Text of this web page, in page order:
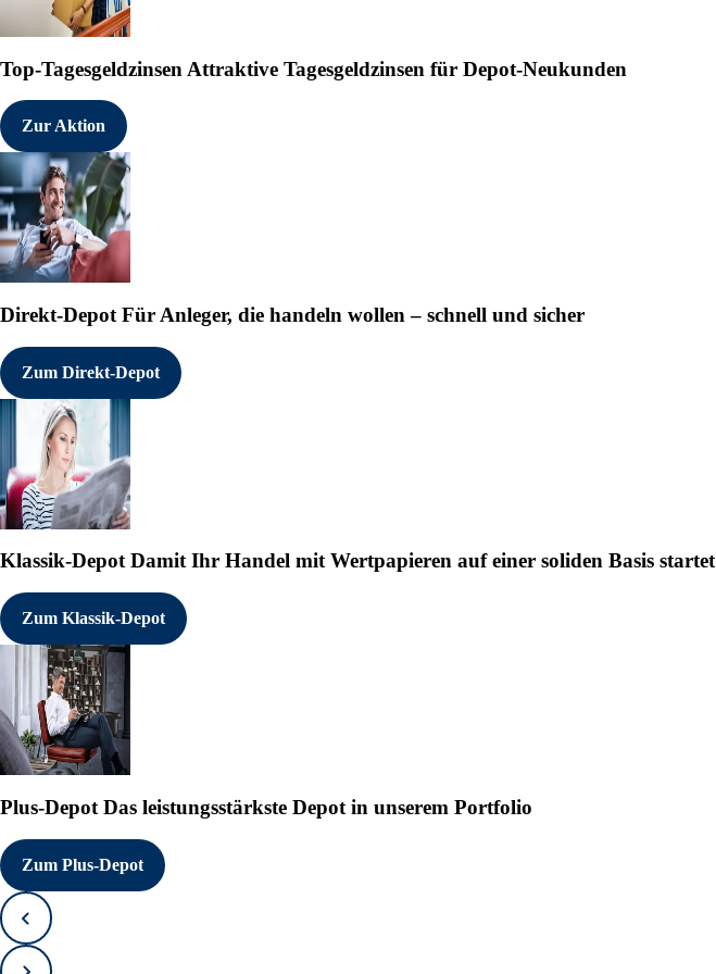
Top-Tagesgeldzinsen Attraktive Tagesgeldzinsen für Depot-Neukunden
Zur Aktion
Direkt-Depot Für Anleger, die handeln wollen – schnell und sicher
Zum Direkt-Depot
Klassik-DepotDamit Ihr Handel mit Wertpapieren auf einer soliden Basis startet
Zum Klassik-Depot
Plus-Depot Das leistungsstärkste Depot in unserem Portfolio
Zum Plus-Depot
Zurück